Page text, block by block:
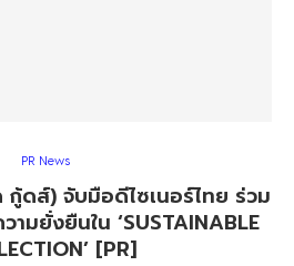
PR News
กู้ดส์) จับมือดีไซเนอร์ไทย ร่วม
มยั่งยืนใน ‘SUSTAINABLE
[PR]